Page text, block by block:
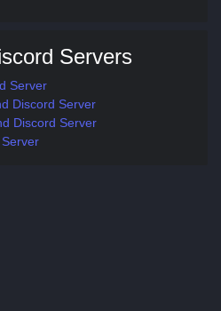
Servers
Server
Discord Server
Discord Server